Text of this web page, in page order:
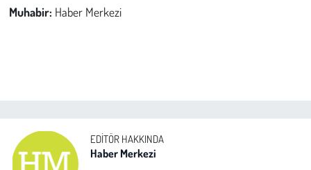
Muhabir: Haber Merkezi
EDITÖR HAKKINDA
Haber Merkezi